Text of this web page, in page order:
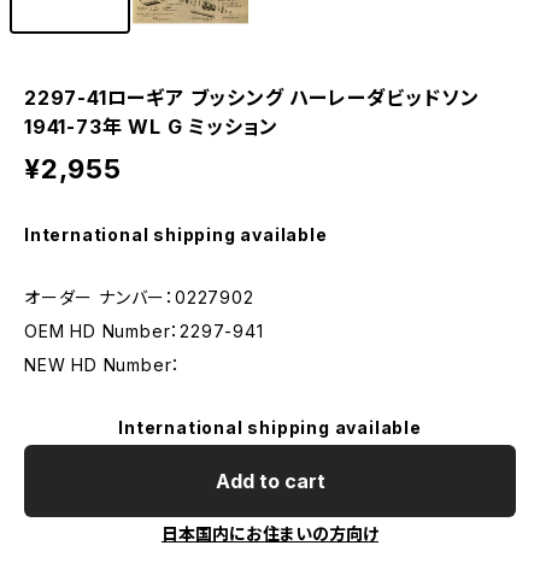
2297-41ローギア ブッシング ハーレーダビッドソン
1941-73年 WL G ミッション
¥2,955
International shipping available
オーダー ナンバー：0227902
OEM HD Number：2297-941
NEW HD Number：
International shipping available
Add to cart
日本国内にお住まいの方向け